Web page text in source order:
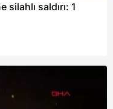
saldırı: 1